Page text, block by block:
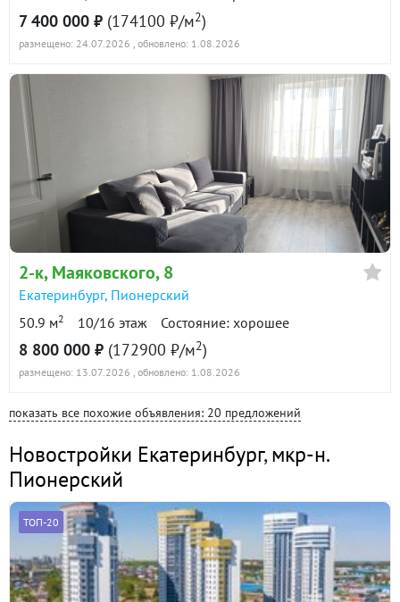
7 400 000 ₽ (174100 ₽/м2)
размещено: 24.07.2026 , обновлено: 1.08.2026
2-к, Маяковского, 8
Екатеринбург, Пионерский
50.9 м2 10/16 этаж Состояние: хорошее
8 800 000 ₽ (172900 ₽/м2)
размещено: 13.07.2026 , обновлено: 1.08.2026
показать все похожие объявления: 20 предложений
Новостройки Екатеринбург,мкр-н.
Пионерский
ТОП-20